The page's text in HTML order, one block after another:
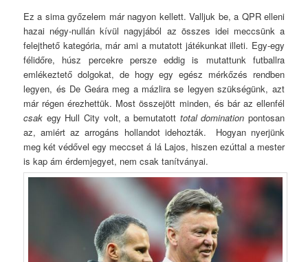
Ez a sima győzelem már nagyon kellett. Valljuk be, a QPR elleni
hazai négy-nullán kívül nagyjából az összes idei meccsünk a
felejthető kategória, már ami a mutatott játékunkat illeti. Egy-egy
félidőre, húsz percekre persze eddig is mutattunk futballra
emlékeztető dolgokat, de hogy egy egész mérkőzés rendben
legyen, és De Geára meg a mázlira se legyen szükségünk, azt
már régen érezhettük. Most összejött minden, és bár az ellenfél
csak egy Hull City volt, a bemutatott total domination pontosan
az, amiért az arrogáns hollandot idehozták. Hogyan nyerjünk
meg két védővel egy meccset á lá Lajos, hiszen ezúttal a mester
is kap ám érdemjegyet, nem csak tanítványai.